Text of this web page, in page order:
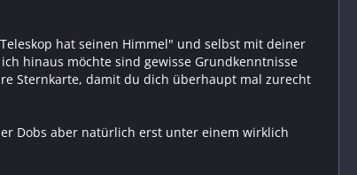
hat seinen Himmel" und selbst mit deiner
hinaus möchte sind gewisse Grundkenntnisse
Sternkarte, damit du dich überhaupt mal zurecht
Dobs aber natürlich erst unter einem wirklich